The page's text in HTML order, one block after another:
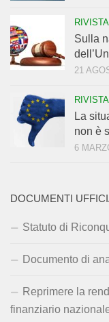
RIVISTA
Sulla
21
RIVISTA
La
non è
6
DOCUMENTI
Statuto di
Documento di
Reprimere la
finanziario